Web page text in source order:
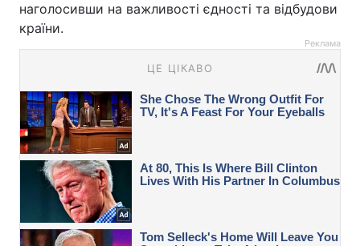
наголосивши на важливості єдності та відбудови
країни.
Реклама